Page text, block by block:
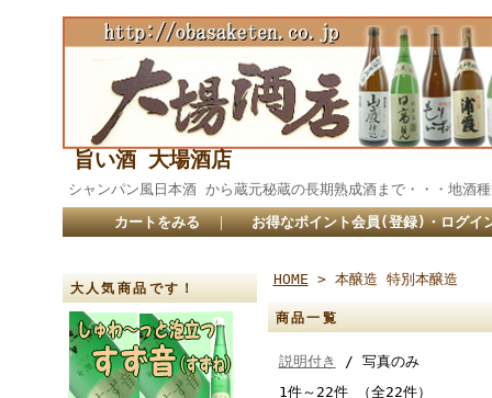
旨い酒 大場酒店
シャンパン風日本酒 から蔵元秘蔵の長期熟成酒まで・・
カートをみる ｜ お得なポイント会員(登録)・ログイ
大人気商品です！
HOME > 本醸造 特別本醸造
商品一覧
説明付き
/ 写真のみ
1件～22件 （全22件）